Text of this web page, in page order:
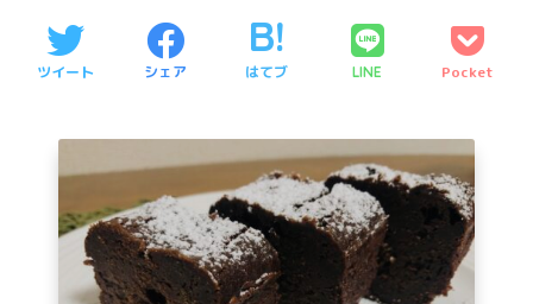
ツイート シェア はてブ LINE Pocket